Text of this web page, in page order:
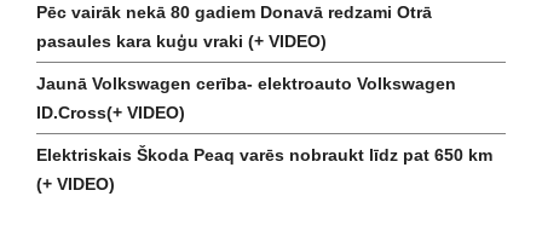
Pēc vairāk nekā 80 gadiem Donavā redzami Otrā
pasaules kara kuģu vraki (+ VIDEO)
Jaunā Volkswagen cerība- elektroauto Volkswagen
ID.Cross(+ VIDEO)
Elektriskais Škoda Peaq varēs nobraukt līdz pat 650 km
(+ VIDEO)